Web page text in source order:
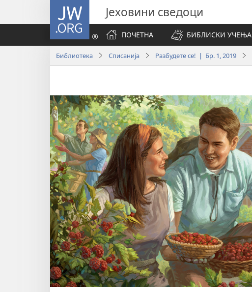
JW.ORG Јеховини сведоци
ПОЧЕТНА
БИБЛИСКИ УЧЕЊА
Библиотека Списанија Разбудете се! | Бр. 1, 2019